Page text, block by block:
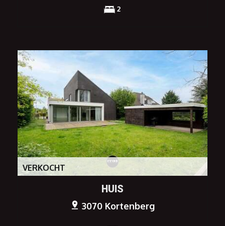
2
VERKOCHT
HUIS
3070 Kortenberg